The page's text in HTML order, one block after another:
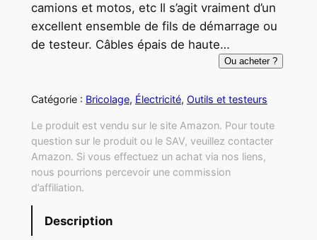
camions et motos, etc Il s’agit vraiment d’un
excellent ensemble de fils de démarrage ou
de testeur. Câbles épais de haute…
Ou acheter ?
Catégorie : Bricolage, Électricité, Outils et testeurs
Le produit est vendu sur le site Amazon. Pour toute
question sur le produit ou le SAV, veuillez contacter
Amazon. Si vous effectuez un achat via nos liens,
nous pourrions percevoir une commission
d’affiliation.
Description